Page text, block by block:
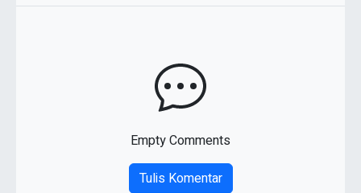
Empty Comments
Tulis Komentar